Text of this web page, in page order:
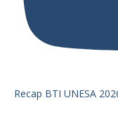
Recap BTI UNESA